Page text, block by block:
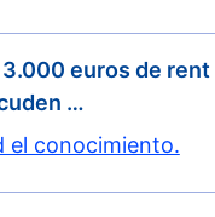
euros de rent
…
el conocimiento.